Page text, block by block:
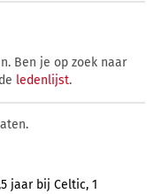
Ben je op zoek naar
ledenlijst.
jaar bij Celtic, 1